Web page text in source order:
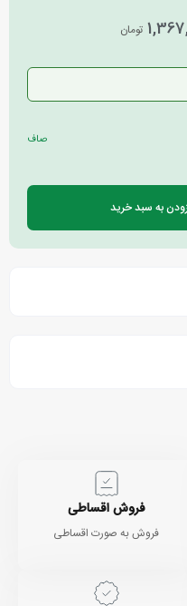
تومان
صاف
به سبد خرید
فروش اقساطی
فروش به صورت اقساطی